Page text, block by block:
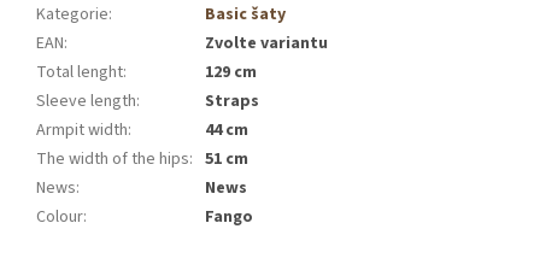
Kategorie:
Basic šaty
EAN:
Zvolte variantu
Total lenght:
129 cm
Sleeve length:
Straps
Armpit width:
44 cm
The width of the hips: 51 cm
News:
News
Colour: Fango